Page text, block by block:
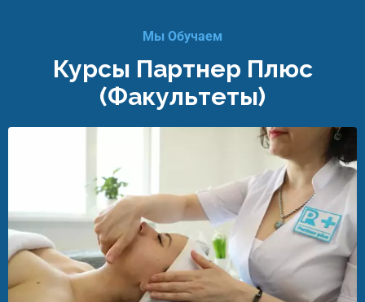
Мы Обучаем
Курсы Партнер Плюс
(факультеты)